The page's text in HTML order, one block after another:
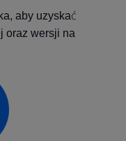
aby uzyskać
oraz wersji na